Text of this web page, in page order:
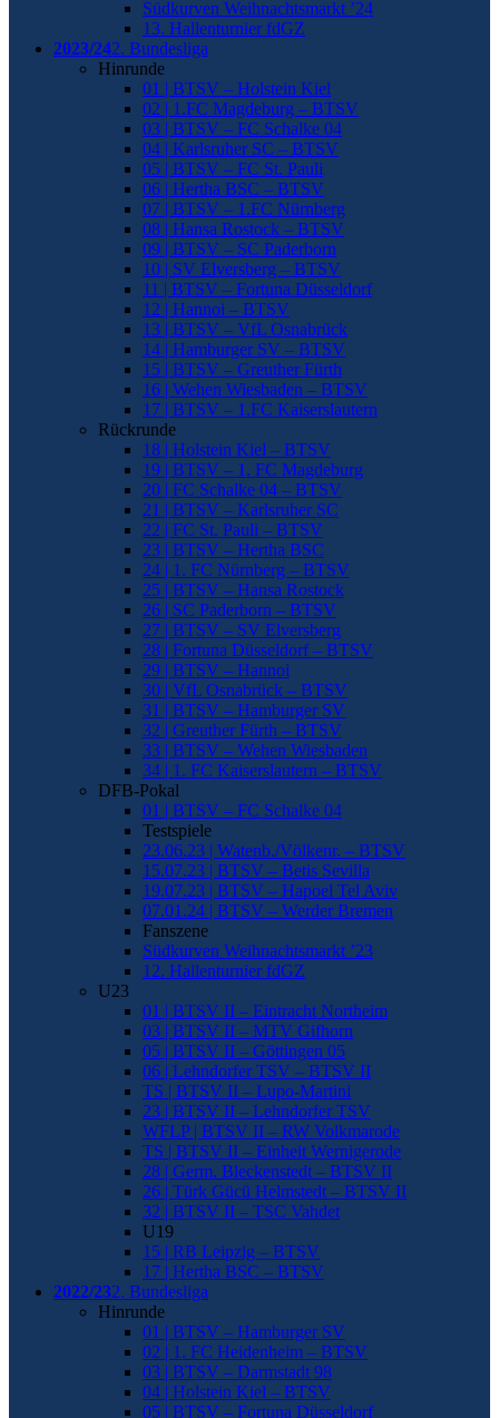
Südkurven Weihnachtsmarkt ’24
13. Hallenturnier fdGZ
2023/242. Bundesliga
Hinrunde
01 | BTSV – Holstein Kiel
02 | 1.FC Magdeburg – BTSV
03 | BTSV – FC Schalke 04
04 | Karlsruher SC – BTSV
05 | BTSV – FC St. Pauli
06 | Hertha BSC – BTSV
07 | BTSV – 1.FC Nürnberg
08 | Hansa Rostock – BTSV
09 | BTSV – SC Paderborn
10 | SV Elversberg – BTSV
11 | BTSV – Fortuna Düsseldorf
12 | Hannoi – BTSV
13 | BTSV – VfL Osnabrück
14 | Hamburger SV – BTSV
15 | BTSV – Greuther Fürth
16 | Wehen Wiesbaden – BTSV
17 | BTSV – 1.FC Kaiserslautern
Rückrunde
18 | Holstein Kiel – BTSV
19 | BTSV – 1. FC Magdeburg
20 | FC Schalke 04 – BTSV
21 | BTSV – Karlsruher SC
22 | FC St. Pauli – BTSV
23 | BTSV – Hertha BSC
24 | 1. FC Nürnberg – BTSV
25 | BTSV – Hansa Rostock
26 | SC Paderborn – BTSV
27 | BTSV – SV Elversberg
28 | Fortuna Düsseldorf – BTSV
29 | BTSV – Hannoi
30 | VfL Osnabrück – BTSV
31 | BTSV – Hamburger SV
32 | Greuther Fürth – BTSV
33 | BTSV – Wehen Wiesbaden
34 | 1. FC Kaiserslautern – BTSV
DFB-Pokal
01 | BTSV – FC Schalke 04
Testspiele
23.06.23 | Watenb./Völkenr. – BTSV
15.07.23 | BTSV – Betis Sevilla
19.07.23 | BTSV – Hapoel Tel Aviv
07.01.24 | BTSV – Werder Bremen
Fanszene
Südkurven Weihnachtsmarkt ’23
12. Hallenturnier fdGZ
U23
01 | BTSV II – Eintracht Northeim
03 | BTSV II – MTV Gifhorn
05 | BTSV II – Göttingen 05
06 | Lehndorfer TSV – BTSV II
TS | BTSV II – Lupo-Martini
23 | BTSV II – Lehndorfer TSV
WFLP | BTSV II – RW Volkmarode
TS | BTSV II – Einheit Wernigerode
28 | Germ. Bleckenstedt – BTSV II
26 | Türk Gücü Helmstedt – BTSV II
32 | BTSV II – TSC Vahdet
U19
15 | RB Leipzig – BTSV
17 | Hertha BSC – BTSV
2022/232. Bundesliga
Hinrunde
01 | BTSV – Hamburger SV
02 | 1. FC Heidenheim – BTSV
03 | BTSV – Darmstadt 98
04 | Holstein Kiel – BTSV
05 | BTSV – Fortuna Düsseldorf